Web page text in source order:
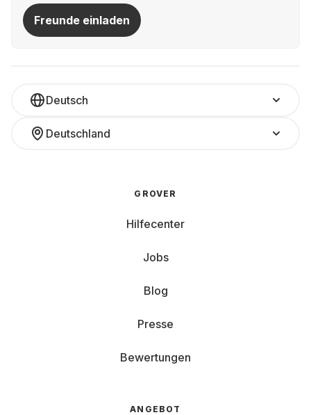
Freunde einladen
Deutsch
Deutschland
GROVER
Hilfecenter
Jobs
Blog
Presse
Bewertungen
ANGEBOT